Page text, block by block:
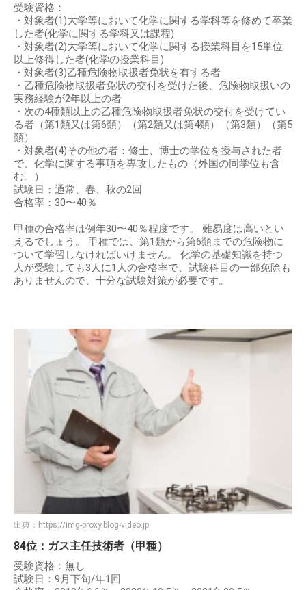
受験資格：
・対象者(1)大学等において化学に関する学科等を修めて卒業
した者(化学に関する学科又は課程)
・対象者(2)大学等において化学に関する授業科目を15単位
以上修得した者(化学の授業科目)
・対象者(3)乙種危険物取扱者免状を有する者
・乙種危険物取扱者免状の交付を受けた後、危険物取扱いの
実務経験が2年以上の者
・次の4種類以上の乙種危険物取扱者免状の交付を受けてい
る者（第1類又は第6類）（第2類又は第4類）（第3類）（第5
類）
・対象者(4)その他の者：修士、博士の学位を授与された者
で、化学に関する事項を専攻したもの（外国の同学位も含
む。）
試験日：通常、春、秋の2回
合格率：30〜40％
甲種の合格率は例年30〜40％程度です。 難易度は高いとい
えるでしょう。 甲種では、第1類から第6類までの危険物に
ついて学習しなければいけません。 化学の基礎知識を持つ
人が受験しても3人に1人の合格率で、試験科目の一部免除も
ありませんので、十分な試験対策が必要です。
出典： https://img-proxy.blog-video.jp
84位：ガス主任技術者（甲種）
受験資格：無し
試験日：9月下旬/年1回